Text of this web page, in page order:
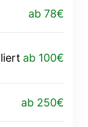
ab 78€
ab 100€
ab 250€